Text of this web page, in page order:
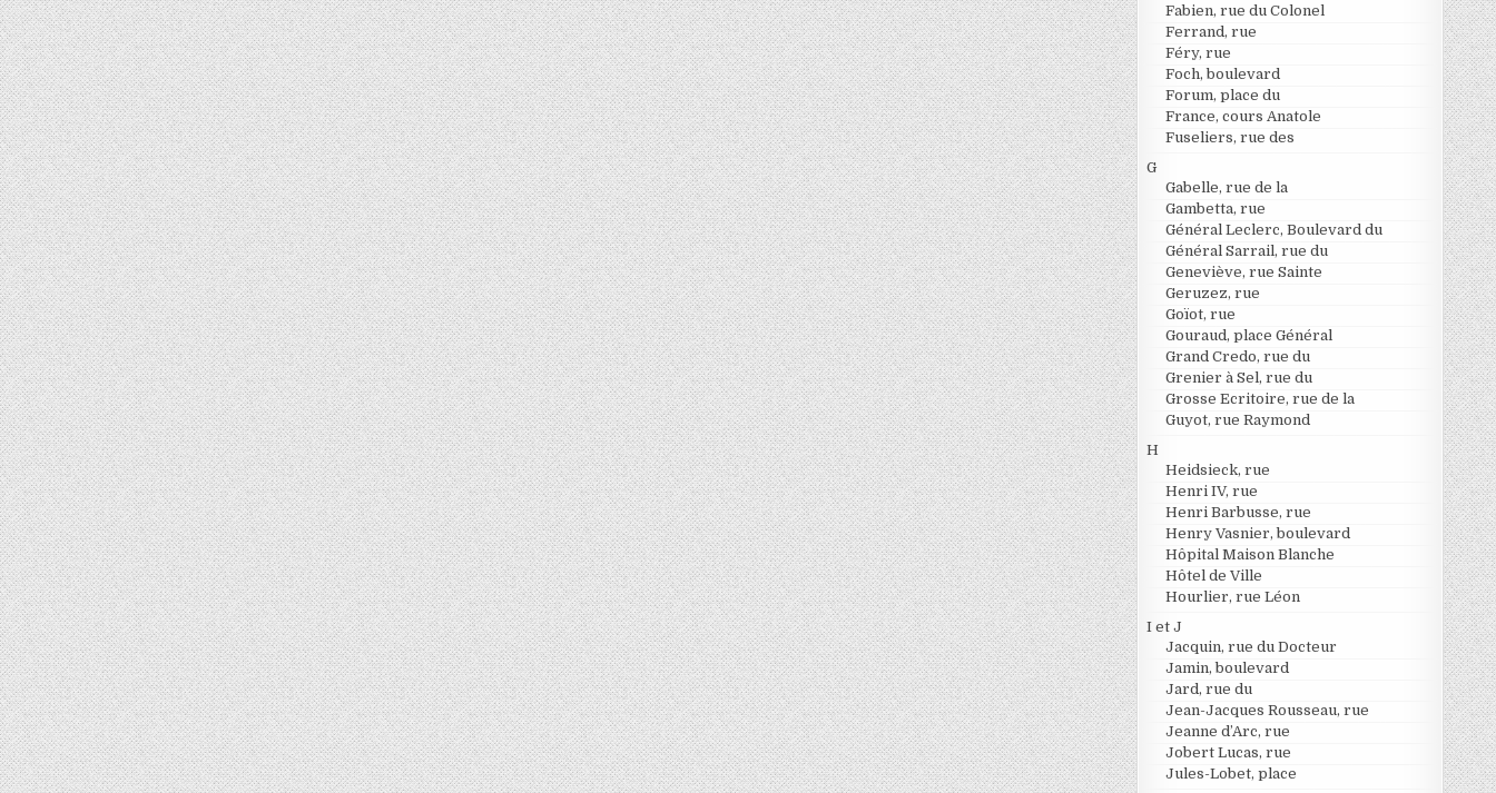
Fabien, rue du Colonel
Ferrand, rue
Féry, rue
Foch, boulevard
Forum, place du
France, cours Anatole
Fuseliers, rue des
G
Gabelle, rue de la
Gambetta, rue
Général Leclerc, Boulevard du
Général Sarrail, rue du
Geneviève, rue Sainte
Geruzez, rue
Goïot, rue
Gouraud, place Général
Grand Credo, rue du
Grenier à Sel, rue du
Grosse Ecritoire, rue de la
Guyot, rue Raymond
H
Heidsieck, rue
Henri IV, rue
Henri Barbusse, rue
Henry Vasnier, boulevard
Hôpital Maison Blanche
Hôtel de Ville
Hourlier, rue Léon
I et J
Jacquin, rue du Docteur
Jamin, boulevard
Jard, rue du
Jean-Jacques Rousseau, rue
Jeanne d’Arc, rue
Jobert Lucas, rue
Jules-Lobet, place